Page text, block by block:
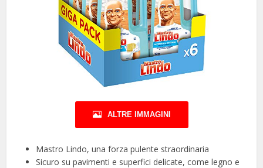
ALTRE IMMAGINI
Mastro Lindo, una forza pulente straordinaria
Sicuro su pavimenti e superfici delicate, come legno e